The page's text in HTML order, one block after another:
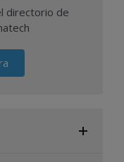
directorio de